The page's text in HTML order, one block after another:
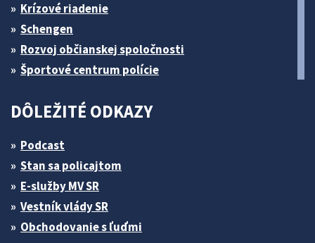
Krízové riadenie
Schengen
Rozvoj občianskej spoločnosti
Športové centrum polície
DÔLEŽITÉ ODKAZY
Podcast
Stan sa policajtom
E-služby MV SR
Vestník vlády SR
Obchodovanie s ľuďmi